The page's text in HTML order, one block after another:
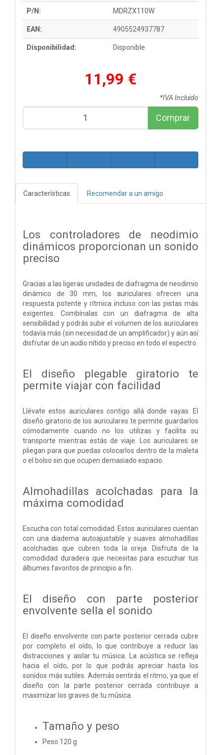
P/N: MDRZX110W
EAN: 4905524937787
Disponibilidad: Disponible
11,99 €
*IVA Incluido
Comprar
Características Recomendar a un amigo
Los controladores de neodimio
dinámicos proporcionan un sonido
preciso
Gracias a las ligeras unidades de diafragma de neodimio
dinámico de 30 mm, los auriculares ofrecen una
respuesta potente y rítmica incluso con las pistas más
exigentes. Combínalas con un diafragma de alta
sensibilidad y podrás subir el volumen de los auriculares
todavía más (sin necesidad de un amplificador) y aún así
disfrutar de un audio nítido y preciso en todo el espectro.
El diseño plegable giratorio te
permite viajar con facilidad
Llévate estos auriculares contigo allá donde vayas. El
diseño giratorio de los auriculares te permite guardarlos
cómodamente cuando no los utilizas y facilita su
transporte mientras estás de viaje. Los auriculares se
pliegan para que puedas colocarlos dentro de la maleta
o el bolso sin que ocupen demasiado espacio.
Almohadillas acolchadas para la
máxima comodidad
Escucha con total comodidad. Estos auriculares cuentan
con una diadema autoajustable y suaves almohadillas
acolchadas que cubren toda la oreja. Disfruta de la
comodidad duradera que necesitas para escuchar tus
álbumes favoritos de principio a fin.
El diseño con parte posterior
envolvente sella el sonido
El diseño envolvente con parte posterior cerrada cubre
por completo el oído, lo que contribuye a reducir las
distracciones y aislar tu música. La acústica se refleja
hacia el oído, por lo que podrás apreciar hasta los
sonidos más sutiles. Además sentirás el ritmo, ya que el
diseño con la parte posterior cerrada contribuye a
maximizar los graves de tu música.
Tamaño y peso
Peso 120 g